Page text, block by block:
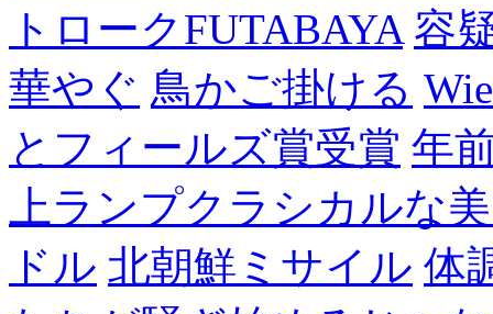
トロークFUTABAYA 容
華やぐ 鳥かご掛ける
とフィールズ賞受賞 年
上ランプクラシカルな
ドル 北朝鮮ミサイル 体